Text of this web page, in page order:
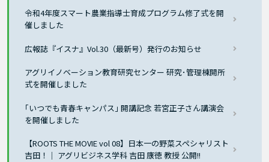
令和4年度スマート農業指導士育成プログラム修了式を開
催しました
広報誌『イスナ』Vol.30（最新号）発行のお知らせ
アグリイノベーション教育研究センター 研究･管理棟開所
式を開催しました
｢いつでも青春キャンパス｣ 開講記念 若宮正子さん講演会
を開催しました
【ROOTS THE MOVIE vol 08】日本一の野菜スペシャリスト
吉田！｜ アグリビジネス学科 吉田 康徳 教授 公開!!